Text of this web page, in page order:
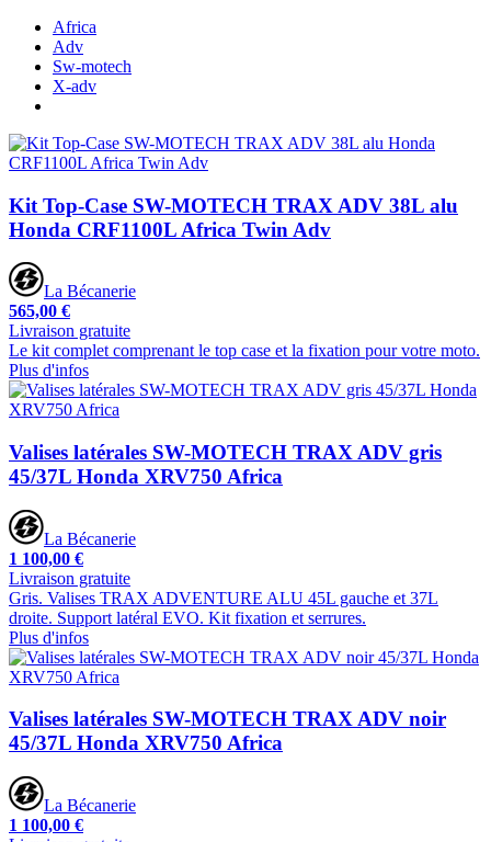
Africa
Adv
Sw-motech
X-adv
Kit Top-Case SW-MOTECH TRAX ADV 38L alu
Honda CRF1100L Africa Twin Adv
La Bécanerie
565,00 €
Livraison gratuite
Le kit complet comprenant le top case et la fixation pour votre moto.
Plus d'infos
Valises latérales SW-MOTECH TRAX ADV gris
45/37L Honda XRV750 Africa
La Bécanerie
1 100,00 €
Livraison gratuite
Gris. Valises TRAX ADVENTURE ALU 45L gauche et 37L
droite. Support latéral EVO. Kit fixation et serrures.
Plus d'infos
Valises latérales SW-MOTECH TRAX ADV noir
45/37L Honda XRV750 Africa
La Bécanerie
1 100,00 €